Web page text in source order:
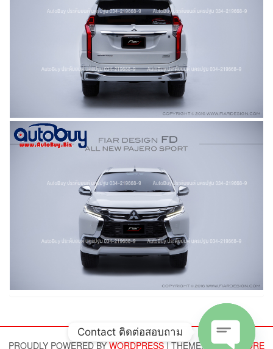
PROUDLY POWERED BYWORDPRESS | THEME: ALPHA STORE
Contact ติดต่อสอบถาม